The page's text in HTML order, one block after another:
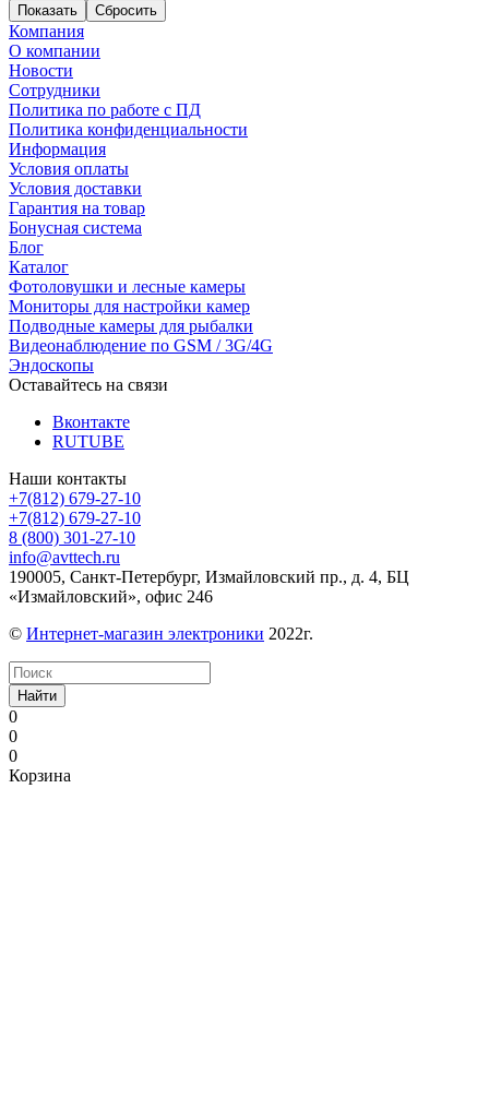
Сбросить
Компания
О компании
Новости
Сотрудники
Политика по работе с ПД
Политика конфиденциальности
Информация
Условия оплаты
Условия доставки
Гарантия на товар
Бонусная система
Блог
Каталог
Фотоловушки и лесные камеры
Мониторы для настройки камер
Подводные камеры для рыбалки
Видеонаблюдение по GSM / 3G/4G
Эндоскопы
Оставайтесь на связи
Вконтакте
RUTUBE
Наши контакты
+7(812) 679-27-10
+7(812) 679-27-10
8 (800) 301-27-10
info@avttech.ru
190005, Санкт-Петербург, Измайловский пр., д. 4, БЦ
«Измайловский», офис 246
© Интернет-магазин электроники 2022г.
Найти
0
0
0
Корзина